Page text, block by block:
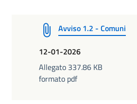
Avviso 1.2 - Comuni
12-01-2026
Allegato 337.86 KB
formato pdf